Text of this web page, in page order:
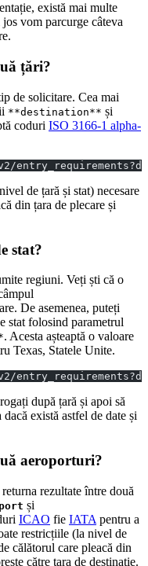
există mai multe
vom parcurge câteva
țări?
de solicitare. Cea mai
**destination** și
coduri ISO 3166-1 alpha-
de țară și stat) necesare
din țara de plecare și
stat?
regiuni. Veți ști că o
De asemenea, puteți
stat folosind parametrul
. Acesta așteaptă o valoare
Texas, Statele Unite.
după țară și apoi să
există astfel de date și
aeroporturi?
rezultate între două
și
ICAO fie IATA pentru a
restricțiile (la nivel de
călătorul care pleacă din
către țara de destinație.